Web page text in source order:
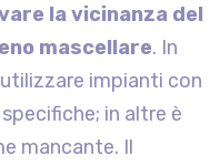
la vicinanza del
mascellare. In
impianti con
in altre è
mancante. Il